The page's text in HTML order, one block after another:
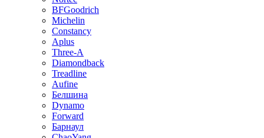
BFGoodrich
Michelin
Constancy
Aplus
Three-A
Diamondback
Treadline
Aufine
Белшина
Dynamo
Forward
Барнаул